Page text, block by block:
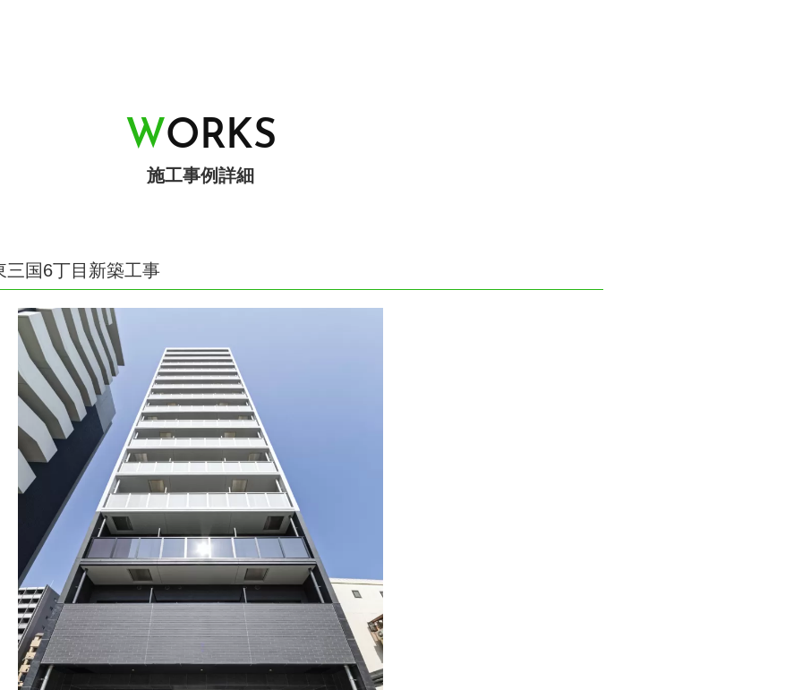
WORKS
施工事例詳細
国6丁目新築工事